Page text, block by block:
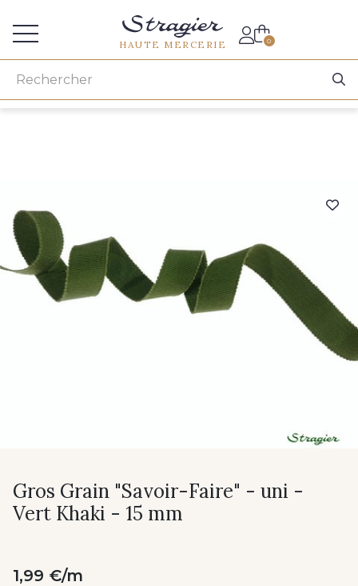
HAUTE MERCERIE 0
Gros Grain "Savoir-Faire" - uni -
Vert Khaki - 15 mm
1,99 €/m